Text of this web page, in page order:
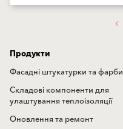
Продукти
Фасадні штукатурки та фарби
Складові компоненти для
улаштування теплоізоляції
Оновлення та ремонт